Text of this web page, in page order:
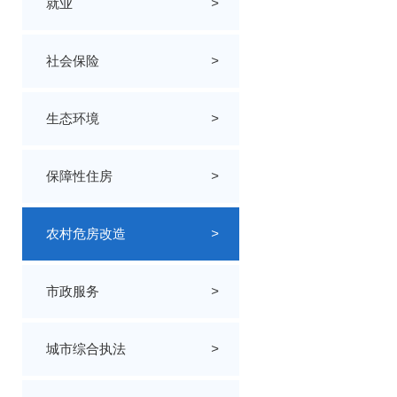
就业 >
社会保险 >
生态环境 >
保障性住房 >
农村危房改造 >
市政服务 >
城市综合执法 >